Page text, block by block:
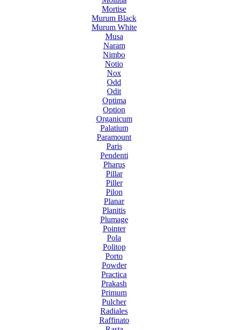
Mortise
Murum Black
Murum White
Musa
Naram
Nimbo
Notio
Nox
Odd
Odit
Optima
Option
Organicum
Palatium
Paramount
Paris
Pendenti
Pharus
Pillar
Piller
Pilon
Planar
Planitis
Plumage
Pointer
Pola
Politop
Porto
Powder
Practica
Prakash
Primum
Pulcher
Radiales
Raffinato